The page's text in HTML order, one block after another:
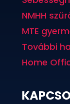
NMHH
MTE
További
Home